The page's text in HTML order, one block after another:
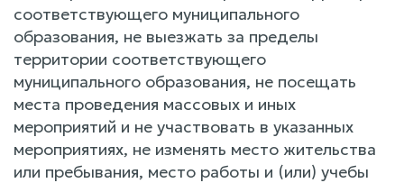
соответствующего муниципального
образования, не выезжать за пределы
территории соответствующего
муниципального образования, не посещать
места проведения массовых и иных
мероприятий и не участвовать в указанных
мероприятиях, не изменять место жительства
или пребывания, место работы и (или) учебы